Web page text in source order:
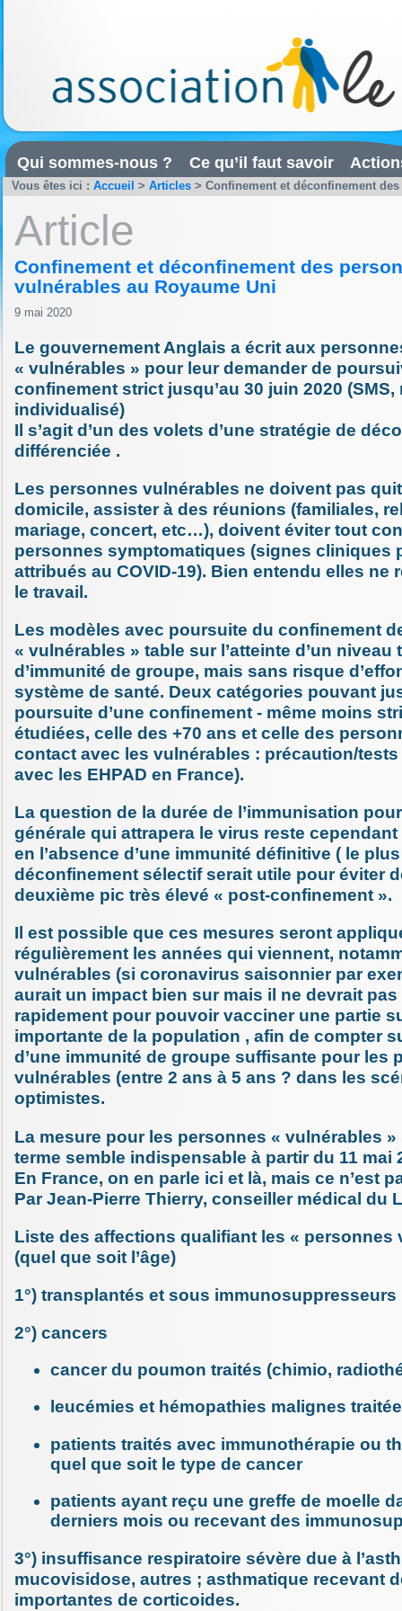
Qui sommes-nous ? Ce qu’il faut savoir
Vous êtes ici : Accueil > Articles > Confinement et déconfinement
Article
Confinement et déconfinement des
vulnérables au Royaume Uni
9 mai 2020
Le gouvernement Anglais a écrit aux
« vulnérables » pour leur demander de
confinement strict jusqu’au 30 juin 2020 (SMS,
individualisé)
Il s’agit d’un des volets d’une stratégie de
différenciée .
Les personnes vulnérables ne doivent pas
domicile, assister à des réunions (familiales,
mariage, concert, etc…), doivent éviter tout
personnes symptomatiques (signes cliniques
attribués au COVID-19). Bien entendu elles ne
le travail.
Les modèles avec poursuite du confinement
« vulnérables » table sur l’atteinte d’un niveau
d’immunité de groupe, mais sans risque
système de santé. Deux catégories pouvant
poursuite d’une confinement - même moins
étudiées, celle des +70 ans et celle des
contact avec les vulnérables : précaution/
avec les EHPAD en France).
La question de la durée de l’immunisation
générale qui attrapera le virus reste cependant
en l’absence d’une immunité définitive ( le
déconfinement sélectif serait utile pour éviter
deuxième pic très élevé « post-confinement ».
Il est possible que ces mesures seront
régulièrement les années qui viennent,
vulnérables (si coronavirus saisonnier par
aurait un impact bien sur mais il ne devrait
rapidement pour pouvoir vacciner une partie
importante de la population , afin de compter
d’une immunité de groupe suffisante pour les
vulnérables (entre 2 ans à 5 ans ? dans les
optimistes.
La mesure pour les personnes « vulnérables
terme semble indispensable à partir du 11 mai
En France, on en parle ici et là, mais ce n’est
Par Jean-Pierre Thierry, conseiller médical du
Liste des affections qualifiant les « personnes
(quel que soit l’âge)
1°) transplantés et sous immunosuppresseurs
2°) cancers
cancer du poumon traités (chimio,
leucémies et hémopathies malignes
patients traités avec immunothérapie ou
quel que soit le type de cancer
patients ayant reçu une greffe de moelle
derniers mois ou recevant des
3°) insuffisance respiratoire sévère due à
mucovisidose, autres ; asthmatique recevant
importantes de corticoides.